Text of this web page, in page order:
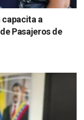
a
Pasajeros de